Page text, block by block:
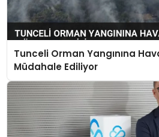
Tunceli Orman Yangınına
Müdahale Ediliyor